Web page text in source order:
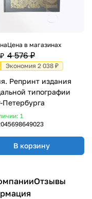
Цена в магазинах
4 576 ₽
Экономия 2 038 ₽
Репринт издания
типографии
Петербурга
1
В корзину
Отзывы